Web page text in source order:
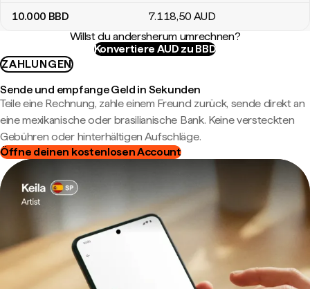
10.000 BBD 7.118,50 AUD
Willst du andersherum umrechnen?
Konvertiere AUD zu BBD
ZAHLUNGEN
Sende und empfange Geld in Sekunden
Teile eine Rechnung, zahle einem Freund zurück, sende direkt an
eine mexikanische oder brasilianische Bank. Keine versteckten
Gebühren oder hinterhältigen Aufschläge.
Öffne deinen kostenlosen Account